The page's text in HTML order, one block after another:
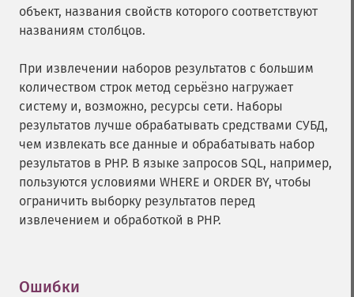
объект, названия свойств которого соответствуют
названиям столбцов.
При извлечении наборов результатов с большим
количеством строк метод серьёзно нагружает
систему и, возможно, ресурсы сети. Наборы
результатов лучше обрабатывать средствами СУБД,
чем извлекать все данные и обрабатывать набор
результатов в PHP. В языке запросов SQL, например,
пользуются условиями WHERE и ORDER BY, чтобы
ограничить выборку результатов перед
извлечением и обработкой в PHP.
Ошибки